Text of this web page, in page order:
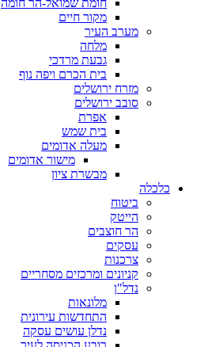
חומת שמואל-הר חומה
מקור חיים
מערב העיר
מלחה
גבעת מרדכי
בית הכרם ויפה נוף
מזרח ירושלים
סובב ירושלים
אפרת
בית שמש
מעלה אדומים
מישור אדומים
מבשרת ציון
כלכלה
ביטוח
הייטק
הר חוצבים
עסקים
צרכנות
קניונים ומרכזים מסחריים
נדל"ן
מלונאות
התחדשות עירונית
נדלן עושים עסקה